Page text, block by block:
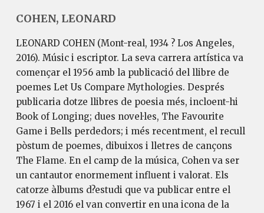
COHEN, LEONARD
LEONARD COHEN (Mont-real, 1934 ? Los Angeles,
2016). Músic i escriptor. La seva carrera artística va
començar el 1956 amb la publicació del llibre de
poemes Let Us Compare Mythologies. Després
publicaria dotze llibres de poesia més, incloent-hi
Book of Longing; dues novel·les, The Favourite
Game i Bells perdedors; i més recentment, el recull
pòstum de poemes, dibuixos i lletres de cançons
The Flame. En el camp de la música, Cohen va ser
un cantautor enormement influent i valorat. Els
catorze àlbums d?estudi que va publicar entre el
1967 i el 2016 el van convertir en una icona de la